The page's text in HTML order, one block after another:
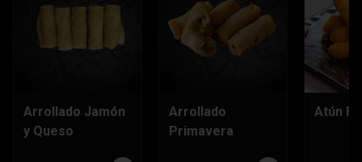
Arrollado Jamón
y Queso
Arrollado
Primavera
Atún